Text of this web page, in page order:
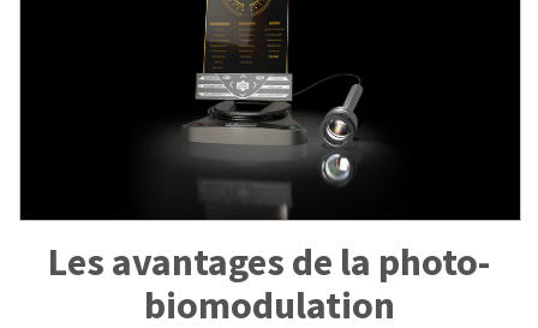
Les avantages de la photo-
biomodulation